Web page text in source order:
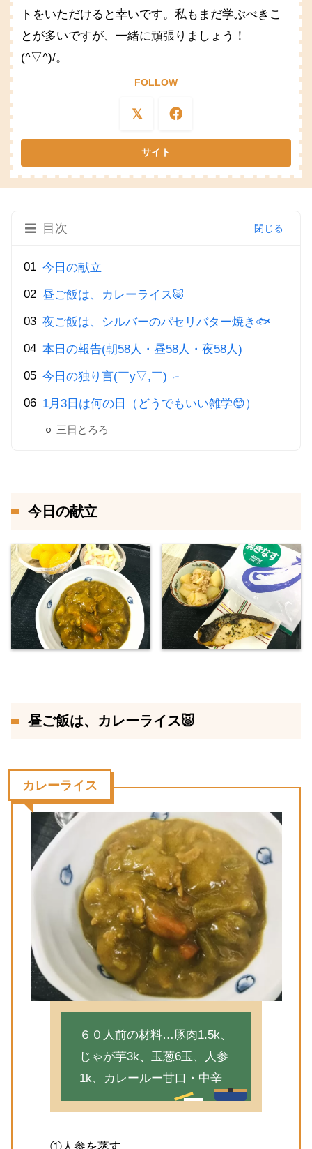
トをいただけると幸いです。私もまだ学ぶべきこ
とが多いですが、一緒に頑張りましょう！
(^▽^)/。
FOLLOW
目次
今日の献立
昼ご飯は、カレーライス🐷
夜ご飯は、シルバーのパセリバター焼き🐟
本日の報告(朝58人・昼58人・夜58人)
今日の独り言(￣y▽,￣)╭
1月3日は何の日（どうでもいい雑学😊）
三日とろろ
今日の献立
昼ご飯は、カレーライス🐷
カレーライス
６０人前の材料…豚肉1.5k、
じゃが芋3k、玉葱6玉、人参
1k、カレールー甘口・中辛